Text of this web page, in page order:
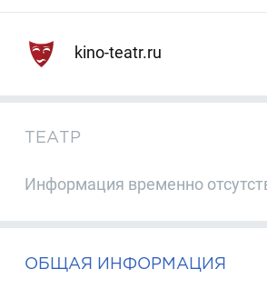
kino-teatr.ru
ТЕАТР
Информация временно
ОБЩАЯ ИНФОРМАЦИЯ